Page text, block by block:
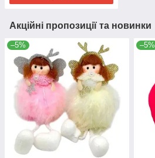
Акційні пропозиції та новинки
–5% –5%